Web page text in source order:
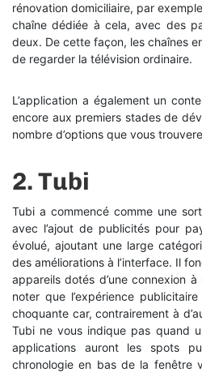
rénovation domiciliaire, par
chaîne dédiée à cela, avec des
deux. De cette façon, les chaînes
de regarder la télévision ordinaire.
L’application a également un
encore aux premiers stades de
nombre d’options que vous
2.Tubi
Tubi a commencé comme une
avec l’ajout de publicités pour
évolué, ajoutant une large
des améliorations à l’interface. Il
appareils dotés d’une connexion
noter que l’expérience
choquante car, contrairement à
Tubi ne vous indique pas quand
applications auront les spots
chronologie en bas de la fenêtre